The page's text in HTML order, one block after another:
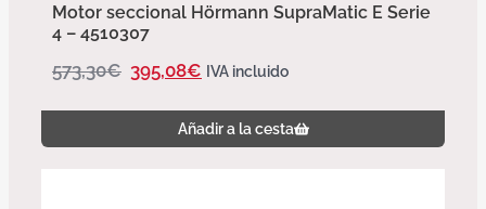
Motor seccional Hörmann SupraMatic E Serie
4 – 4510307
573,30€ 395,08€ IVA incluido
Añadir a la cesta